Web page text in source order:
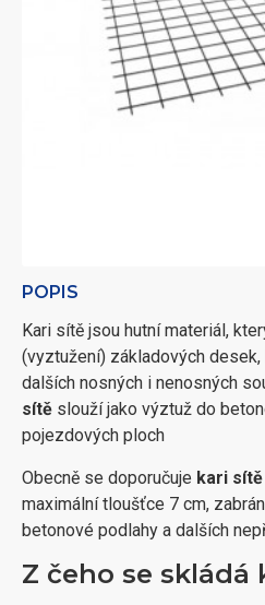
POPIS
Kari sítě jsou hutní materiál,
(vyztužení) základových
dalších nosných i nenosných
sítě slouží jako výztuž do
pojezdových ploch
Obecně se doporučuje kari sítě
maximální tloušťce 7 cm,
betonové podlahy a dalších
Z čeho se skládá